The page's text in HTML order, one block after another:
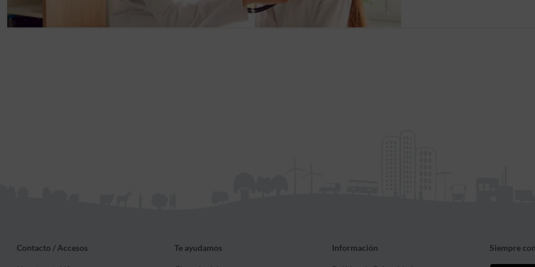
Contacto / Accesos Te ayudamos Información Siempre